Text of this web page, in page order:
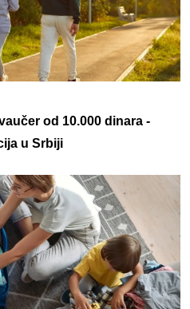
od 10.000 dinara -
u Srbiji